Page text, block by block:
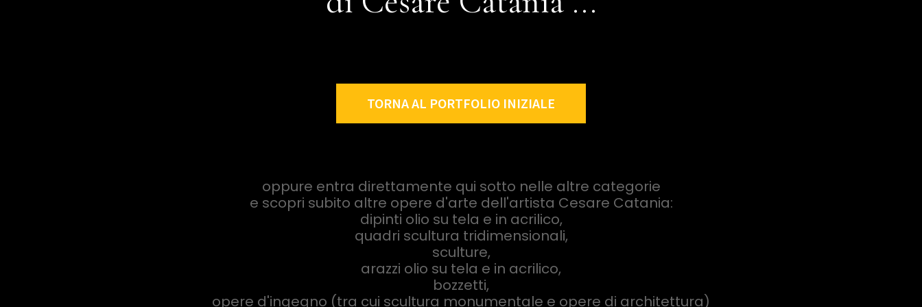
TORNA AL PORTFOLIO INIZIALE
oppure entra direttamente qui sotto nelle altre categorie
e scopri subito altre opere d'arte dell'artista Cesare Catania:
dipinti olio su tela e in acrilico,
quadri scultura tridimensionali,
sculture,
arazzi olio su tela e in acrilico,
bozzetti,
opere d'ingegno (tra cui scultura monumentale e opere di architettura)